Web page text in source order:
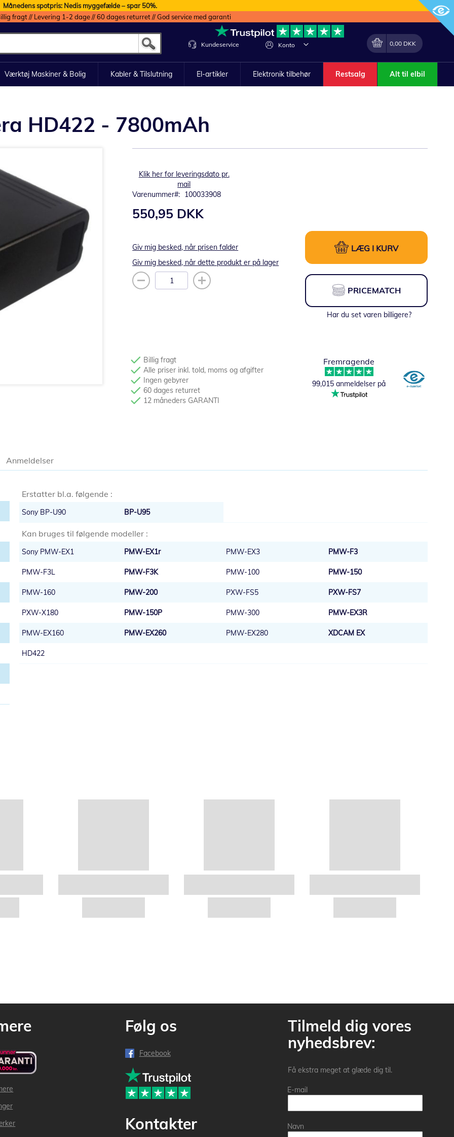
Månedens spotpris: Nedis myggefælde – spar 50%.
fragt // Levering 1-2 dage // 60 dages returret // God service med garanti
Konto
Lave
Min indkøbskurv
0,00 DKK
Kundeservice
Værktøj Maskiner & Bolig Kabler & Tilslutning El-artikler Elektronik tilbehør Restsalg Alt til elbil
HD422 - 7800mAh
Klik her for leveringsdato pr.
mail
Varenummer
100033908
550,95 DKK
Giv mig besked, når prisen falder
Giv mig besked, når dette produkt er på lager
LÆG I KURV
PRICEMATCH
Har du set varen billigere?
Billig fragt
Alle priser inkl. told, moms og afgifter
Ingen gebyrer
60 dages returret
12 måneders GARANTI
Fremragende
99,015 anmeldelser på
Erstatter bl.a. følgende :
Sony BP-U90 BP-U95
Kan bruges til følgende modeller :
Sony PMW-EX1 PMW-EX1r PMW-EX3 PMW-F3
PMW-F3L PMW-F3K PMW-100 PMW-150
PMW-160 PMW-200 PXW-FS5 PXW-FS7
PXW-X180 PMW-150P PMW-300 PMW-EX3R
PMW-EX160 PMW-EX260 PMW-EX280 XDCAM EX
HD422
Anmeldelser
Følg os
Facebook
Kontakter
Tilmeld dig vores
nyhedsbrev:
Få ekstra meget at glæde dig til.
E-mail
Navn